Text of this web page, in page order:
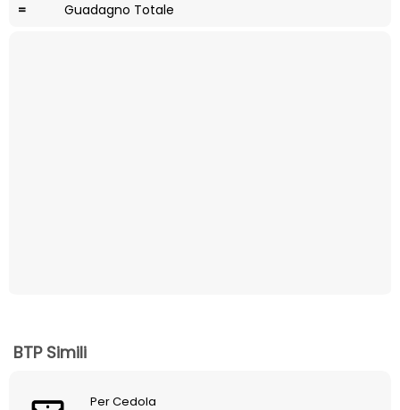
= Guadagno Totale
BTP Simili
Per Cedola